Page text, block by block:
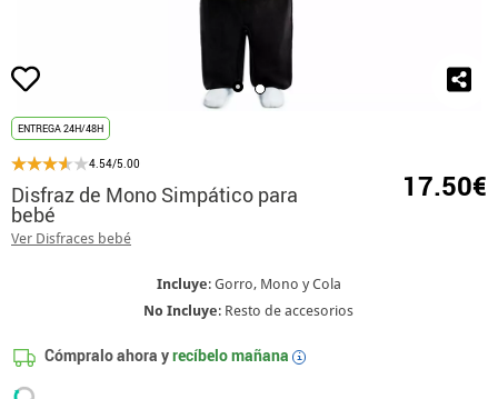
ENTREGA 24H/48H
4.54/5.00
Disfraz de Mono Simpático para
bebé
Ver Disfraces bebé
17.50€
Incluye: Gorro, Mono y Cola
No Incluye: Resto de accesorios
Cómpralo ahora yrecíbelo mañana i